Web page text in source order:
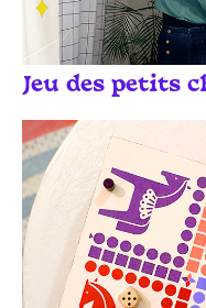
Jeu des petits